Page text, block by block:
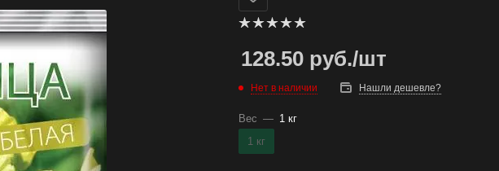
128.50 руб./шт
Нет в наличии Нашли дешевле?
Вес — 1 кг
1 кг